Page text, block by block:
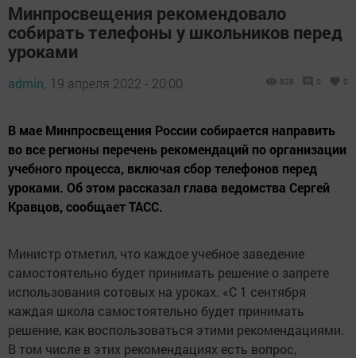
Минпросвещения рекомендовало
собирать телефоны у школьников перед
уроками
admin, 19 апреля 2022 - 20:00 828 0 0
В мае Минпросвещения России собирается направить
во все регионы перечень рекомендаций по организации
учебного процесса, включая сбор телефонов перед
уроками. Об этом рассказал глава ведомства Сергей
Кравцов, сообщает ТАСС.
Министр отметил, что каждое учебное заведение
самостоятельно будет принимать решение о запрете
использования сотовых на уроках. «С 1 сентября
каждая школа самостоятельно будет принимать
решение, как воспользоваться этими рекомендациями.
В том числе в этих рекомендациях есть вопрос,